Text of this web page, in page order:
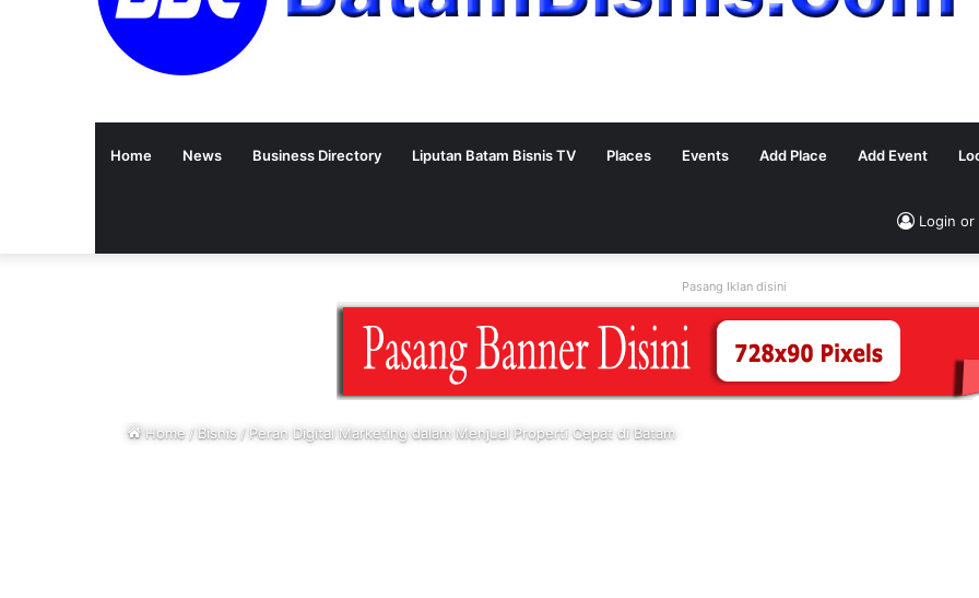
Home News Business Directory Liputan Batam Bisnis TV Places Events Add Place Add Event
Login or
Pasang Iklan disini
Home/Bisnis/Peran Digital Marketing dalam Menjual Properti Cepat di Batam